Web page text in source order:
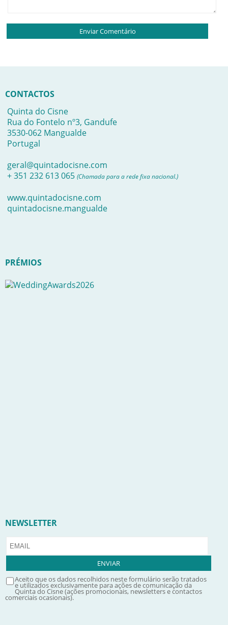
CONTACTOS
Quinta do Cisne
Rua do Fontelo nº3, Gandufe
3530-062 Mangualde
Portugal
geral@quintadocisne.com
+ 351 232 613 065 (Chamada para a rede fixa nacional.)
www.quintadocisne.com
quintadocisne.mangualde
PRÉMIOS
NEWSLETTER
Aceito que os dados recolhidos neste formulário serão tratados
e utilizados exclusivamente para ações de comunicação da
Quinta do Cisne (ações promocionais, newsletters e contactos
comerciais ocasionais).